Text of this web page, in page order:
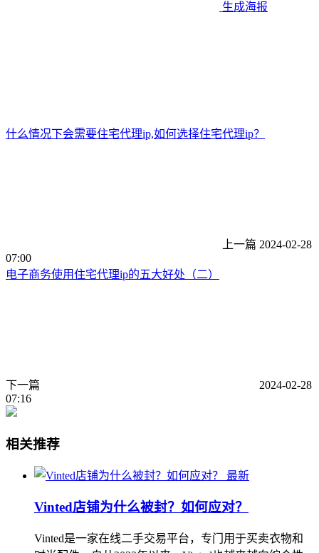
生成海报
什么情况下会需要住宅代理ip,如何选择住宅代理ip？
上一篇 2024-02-28
07:00
电子商务使用住宅代理ip的五大好处（二）
下一篇
2024-02-28
07:16
相关推荐
最新
Vinted店铺为什么被封？如何应对？
Vinted是一家在线二手交易平台，专门用于买卖衣物和